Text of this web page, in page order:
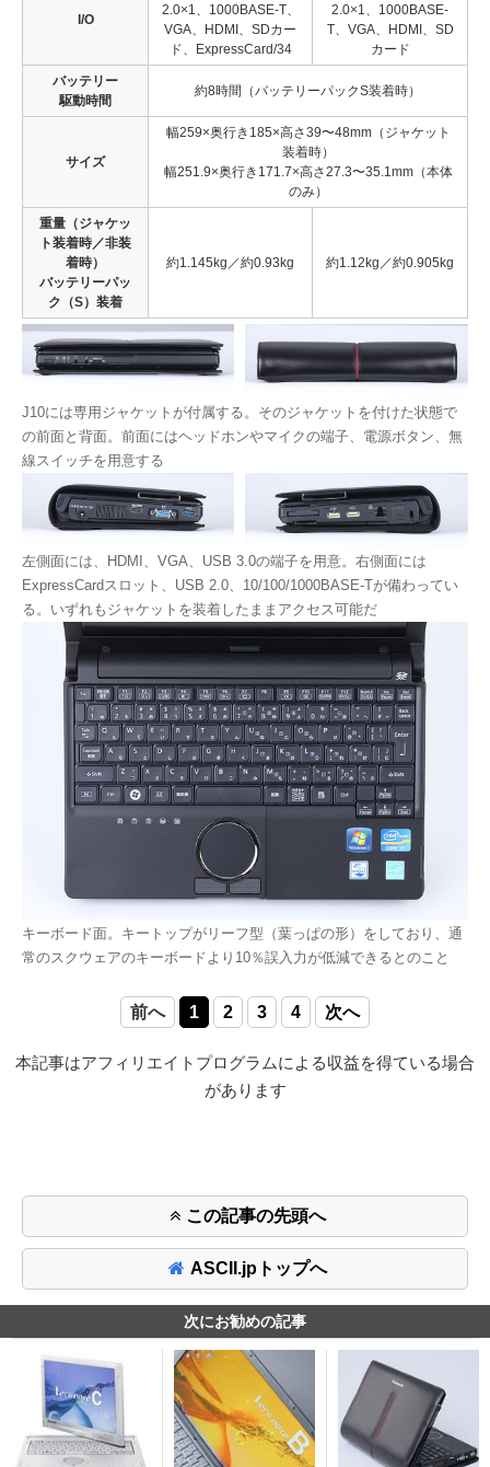
I/O
2.0×1、1000BASE-T、
VGA、HDMI、SDカー
ド、ExpressCard/34
2.0×1、1000BASE-
T、VGA、HDMI、SD
カード
バッテリー
駆動時間
約8時間（バッテリーパックS装着時）
サイズ
幅259×奥行き185×高さ39〜48mm（ジャケット
装着時）
幅251.9×奥行き171.7×高さ27.3〜35.1mm（本体
のみ）
重量（ジャケッ
ト装着時／非装
着時）
バッテリーパッ
ク（S）装着
約1.145kg／約0.93kg 約1.12kg／約0.905kg
J10には専用ジャケットが付属する。そのジャケットを付けた状態で
の前面と背面。前面にはヘッドホンやマイクの端子、電源ボタン、無
線スイッチを用意する
左側面には、HDMI、VGA、USB 3.0の端子を用意。右側面には
ExpressCardスロット、USB 2.0、10/100/1000BASE-Tが備わってい
る。いずれもジャケットを装着したままアクセス可能だ
キーボード面。キートップがリーフ型（葉っぱの形）をしており、通
常のスクウェアのキーボードより10％誤入力が低減できるとのこと
前へ 1 2 3 4 次へ
本記事はアフィリエイトプログラムによる収益を得ている場合
があります
この記事の先頭へ
ASCII.jpトップへ
次にお勧めの記事